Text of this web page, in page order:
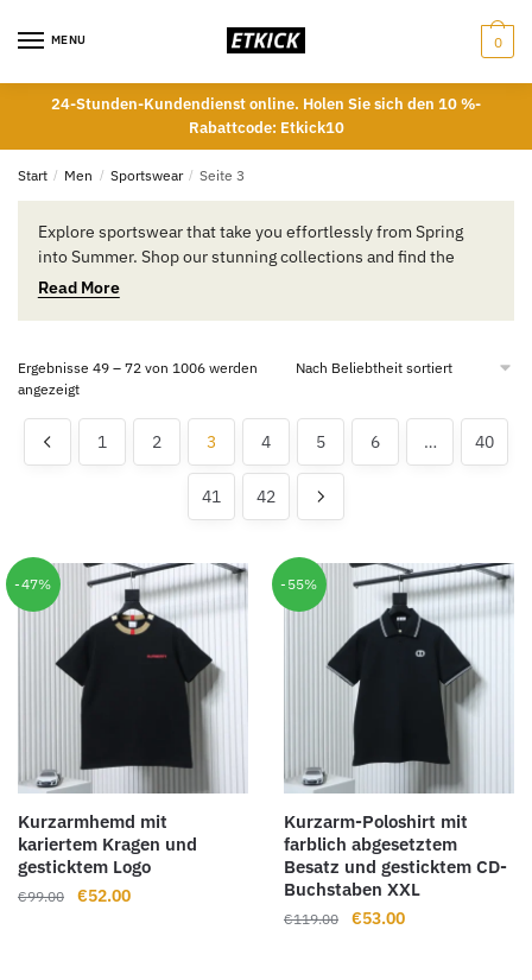
MENU 0
24-Stunden-Kundendienst online. Holen Sie sich den 10 %-
Rabattcode: Etkick10
Start / Men / Sportswear / Seite 3
Explore sportswear that take you effortlessly from Spring
into Summer. Shop our stunning collections and find the
perfect style fit for you.
Read More
Ergebnisse 49 – 72 von 1006 werden
angezeigtNach
1 2 3 4 5 6 … 40
41 42
-47%
Kurzarmhemd mit
kariertem Kragen und
gesticktem Logo
€99.00
Ursprünglicher
€52.00Aktueller
-55%
Kurzarm-Poloshirt mit
farblich abgesetztem
Besatz und gesticktem CD-
Buchstaben XXL
€119.00
Ursprünglicher
€53.00Aktueller